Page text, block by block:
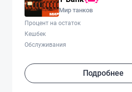
Мир танков
Процент на остаток
Кешбек
Обслуживания
Подробнее